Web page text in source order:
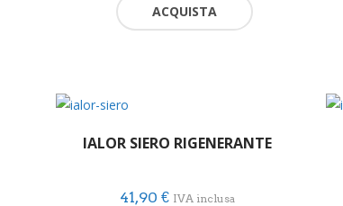
ACQUISTA
IALOR SIERO RIGENERANTE
41,90 € IVA inclusa